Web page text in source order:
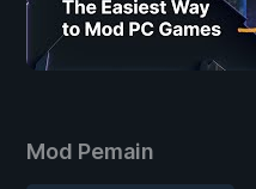
Mod Pemain